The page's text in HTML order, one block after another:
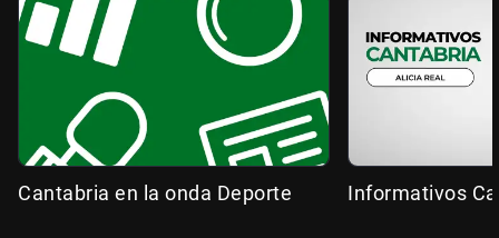
Cantabria en la onda Deporte Informativos